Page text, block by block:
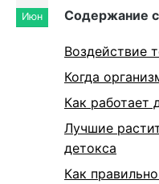
Июн Cодержание
Воздействие
Когда
Как работает
Лучшие
детокса
Как